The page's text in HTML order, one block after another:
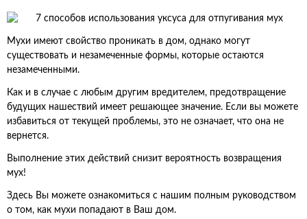
Мухи имеют свойство проникать в дом, однако могут
существовать и незамеченные формы, которые остаются
незамеченными.
Как и в случае с любым другим вредителем, предотвращение
будущих нашествий имеет решающее значение. Если вы можете
избавиться от текущей проблемы, это не означает, что она не
вернется.
Выполнение этих действий снизит вероятность возвращения
мух!
Здесь Вы можете ознакомиться с нашим полным руководством
о том, как мухи попадают в Ваш дом.